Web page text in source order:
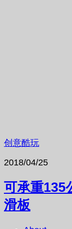
创意酷玩
2018/04/25
可承重135
滑板